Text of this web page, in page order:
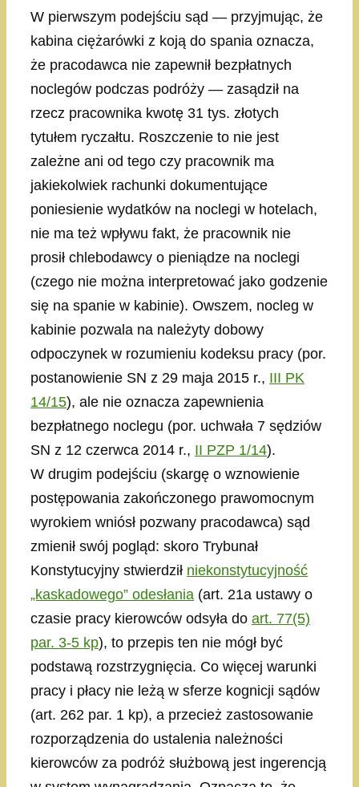
W pierwszym podejściu sąd — przyjmując, że
kabina ciężarówki z koją do spania oznacza,
że pracodawca nie zapewnił bezpłatnych
noclegów podczas podróży — zasądził na
rzecz pracownika kwotę 31 tys. złotych
tytułem ryczałtu. Roszczenie to nie jest
zależne ani od tego czy pracownik ma
jakiekolwiek rachunki dokumentujące
poniesienie wydatków na noclegi w hotelach,
nie ma też wpływu fakt, że pracownik nie
prosił chlebodawcy o pieniądze na noclegi
(czego nie można interpretować jako godzenie
się na spanie w kabinie). Owszem, nocleg w
kabinie pozwala na należyty dobowy
odpoczynek w rozumieniu kodeksu pracy (por.
postanowienie SN z 29 maja 2015 r., III PK
14/15), ale nie oznacza zapewnienia
bezpłatnego noclegu (por. uchwała 7 sędziów
SN z 12 czerwca 2014 r., II PZP 1/14).
W drugim podejściu (skargę o wznowienie
postępowania zakończonego prawomocnym
wyrokiem wniósł pozwany pracodawca) sąd
zmienił swój pogląd: skoro Trybunał
Konstytucyjny stwierdził niekonstytucyjność
„kaskadowego” odesłania (art. 21a ustawy o
czasie pracy kierowców odsyła do art. 77(5)
par. 3-5 kp), to przepis ten nie mógł być
podstawą rozstrzygnięcia. Co więcej warunki
pracy i płacy nie leżą w sferze kognicji sądów
(art. 262 par. 1 kp), a przecież zastosowanie
rozporządzenia do ustalenia należności
kierowców za podróż służbową jest ingerencją